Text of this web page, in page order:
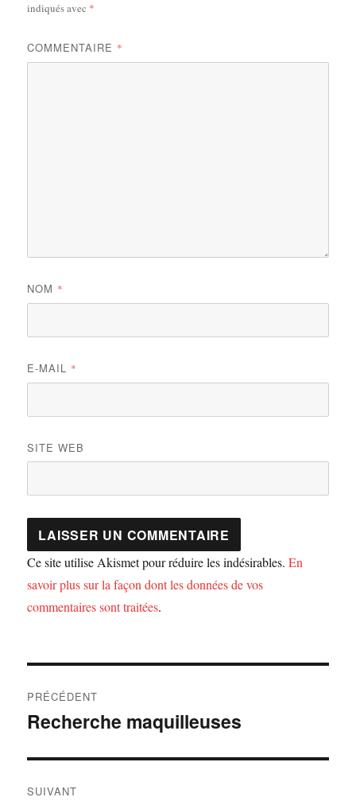
indiqués avec *
COMMENTAIRE *
NOM *
E-MAIL *
SITE WEB
Ce site utilise Akismet pour réduire les indésirables.En
savoir plus sur la façon dont les données de vos
commentaires sont traitées.
de
PRÉCÉDENT
Publication
Recherche maquilleuses
SUIVANT